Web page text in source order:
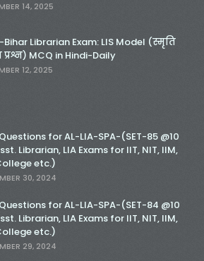
14, 2025
Bihar Librarian Exam: LIS Model (स्मृति
प्रश्न) MCQ in Hindi-Daily
12, 2025
for AL-LIA-SPA-(SET-85 @10
Librarian, LIA Exams for IIT, NIT, IIM,
etc.)
30, 2024
for AL-LIA-SPA-(SET-84 @10
Librarian, LIA Exams for IIT, NIT, IIM,
etc.)
29, 2024